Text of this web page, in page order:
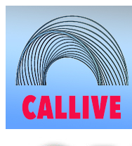
contenuto